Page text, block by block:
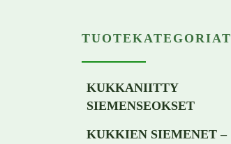
TUOTEKATEGORIAT
KUKKANIITTY
SIEMENSEOKSET
KUKKIEN SIEMENET –